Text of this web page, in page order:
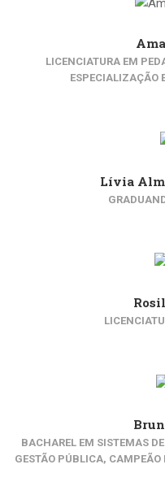
LICENCIATURA EM
ESPECIALIZAÇÃO
Lívia
BACHAREL EM SISTEMAS
GESTÃO PÚBLICA, CAMPEÃO